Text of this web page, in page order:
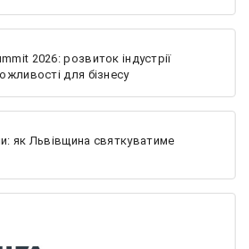
2026: розвиток індустрії
для бізнесу
як Львівщина святкуватиме